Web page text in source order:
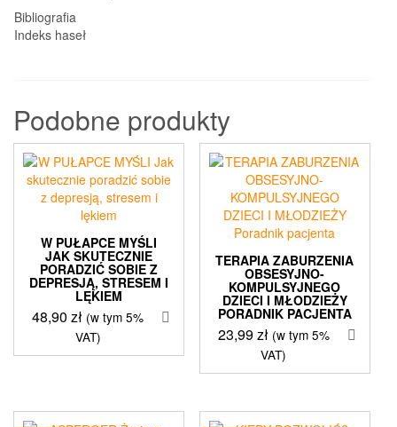
Bibliografia
Indeks haseł
Podobne produkty
W PUŁAPCE MYŚLI
JAK SKUTECZNIE
PORADZIĆ SOBIE Z
DEPRESJĄ, STRESEM I
LĘKIEM
48,90zł (w tym 5%
VAT)
TERAPIA ZABURZENIA
OBSESYJNO-
KOMPULSYJNEGO
DZIECI I MŁODZIEŻY
PORADNIK PACJENTA
23,99zł (w tym 5%
VAT)